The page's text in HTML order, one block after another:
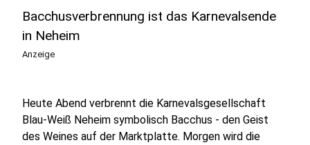
Bacchusverbrennung ist das Karnevalsende
in Neheim
Anzeige
Heute Abend verbrennt die Karnevalsgesellschaft
Blau-Weiß Neheim symbolisch Bacchus - den Geist
des Weines auf der Marktplatte. Morgen wird die